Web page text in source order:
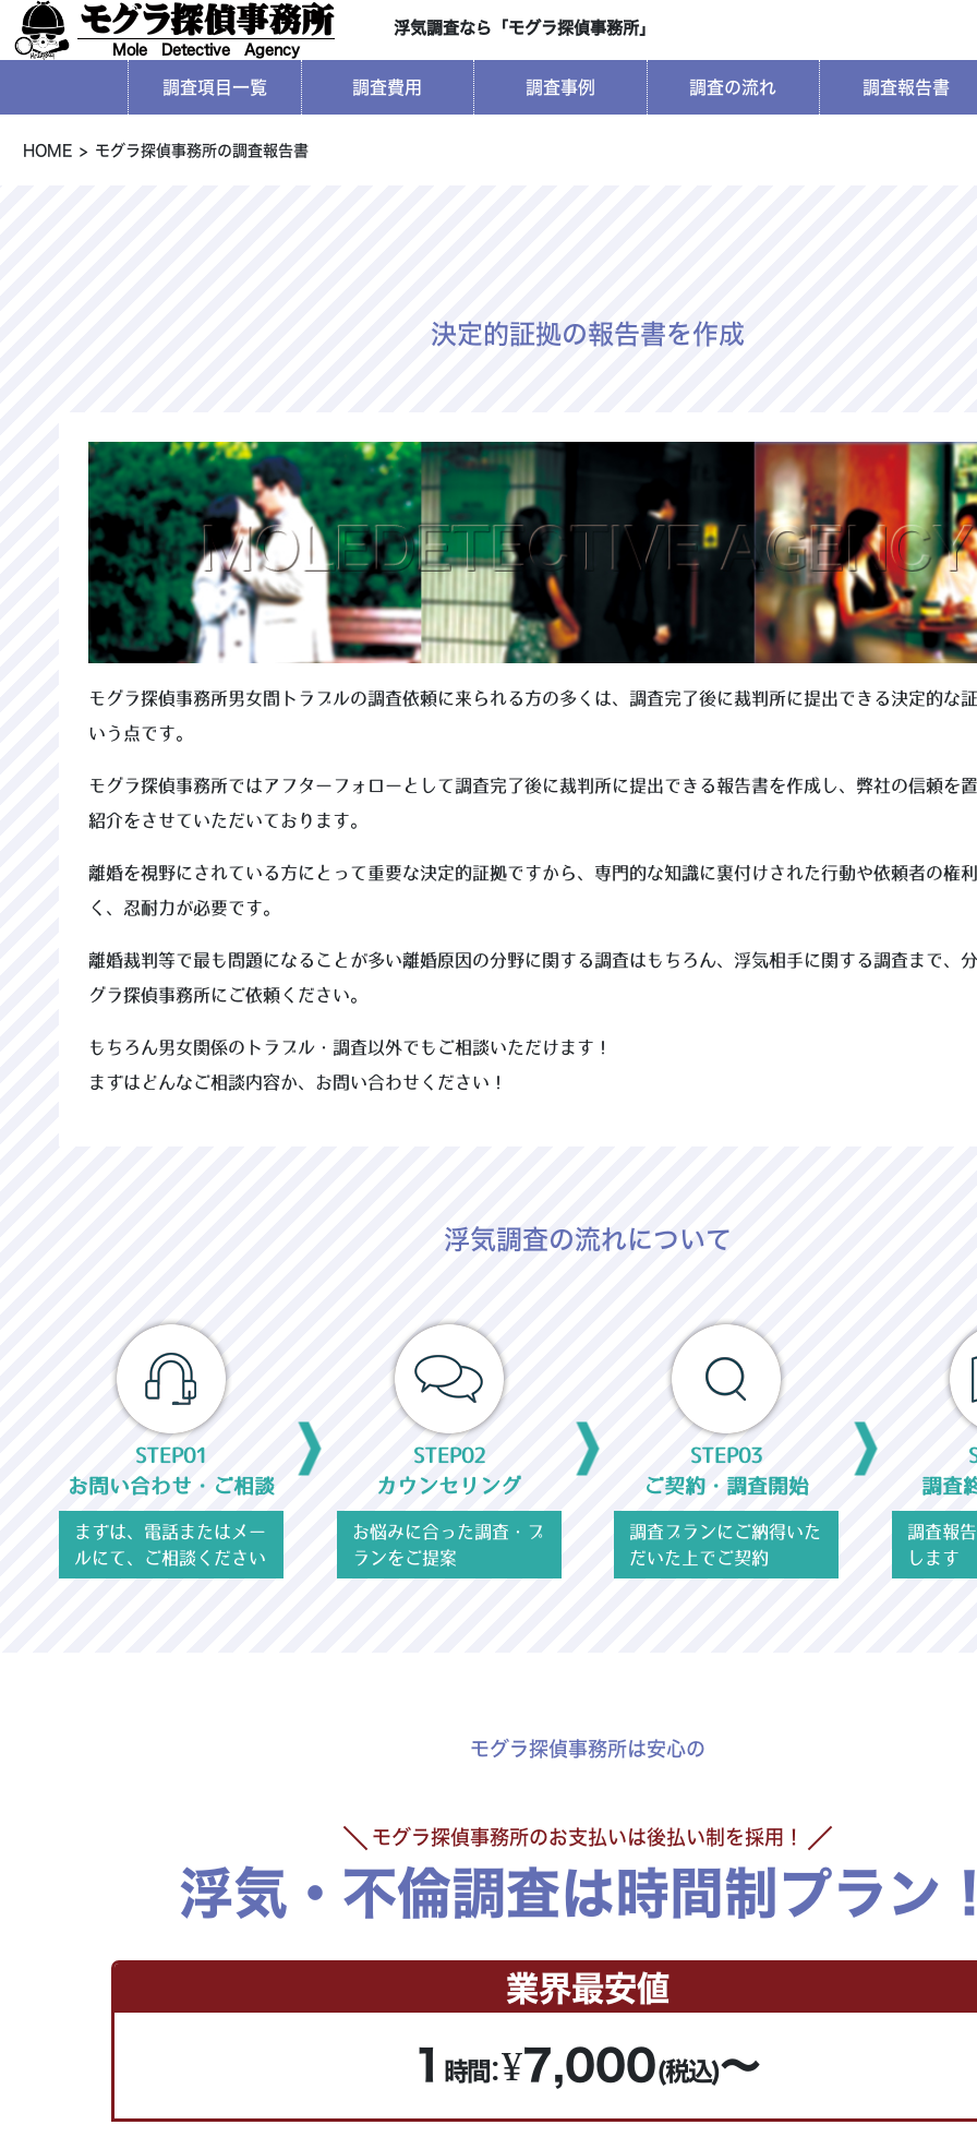
モグラ探偵事務所
Mole Detective Agency
浮気調査なら 「モグラ探偵事務所」
調査項目一覧 調査費用 調査事例 調査の流れ 調査報告書
HOME モグラ探偵事務所の調査報告書
決定的証拠の報告書を作成
モグラ探偵事務所男女間トラブルの調査依頼に来られる方の多くは、調査完了後に裁判所に提出できる決定的な
いう点です。
モグラ探偵事務所ではアフターフォローとして調査完了後に裁判所に提出できる報告書を作成し、弊社の信頼を
紹介をさせていただいております。
離婚を視野にされている方にとって重要な決定的証拠ですから、専門的な知識に裏付けされた行動や依頼者の権
く、忍耐力が必要です。
離婚裁判等で最も問題になることが多い離婚原因の分野に関する調査はもちろん、浮気相手に関する調査まで、
グラ探偵事務所にご依頼ください。
もちろん男女関係のトラブル・調査以外でもご相談いただけます！
まずはどんなご相談内容か、お問い合わせください！
浮気調査の流れについて
STEP01
お問い合わせ・ご相談
まずは、電話またはメー
ルにて、ご相談ください
STEP02
カウンセリング
お悩みに合った調査・プ
ランをご提案
STEP03
ご契約・調査開始
調査プランにご納得いた
だいた上でご契約
調査
調査報
します
モグラ探偵事務所は安心の
モグラ探偵事務所のお支払いは後払い制を採用！
浮気・不倫調査は時間制プラン
業界最安値
1 時間:¥7,000(税込)～